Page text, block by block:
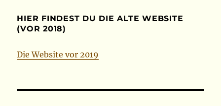
HIER FINDEST DU DIE ALTE WEBSITE
(VOR 2018)
Die Website vor 2019